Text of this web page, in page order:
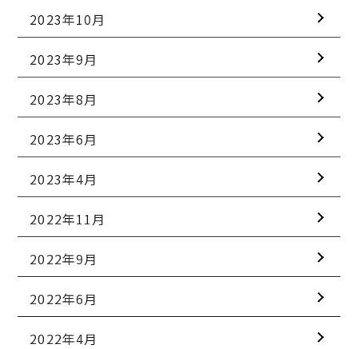
2023年10月
2023年9月
2023年8月
2023年6月
2023年4月
2022年11月
2022年9月
2022年6月
2022年4月